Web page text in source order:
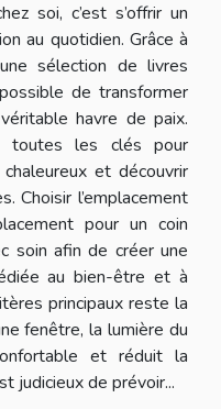
soi, c’est s’offrir un
au quotidien. Grâce à
sélection de livres
de transformer
havre de paix.
toutes les clés pour
et découvrir
Choisir l’emplacement
pour un coin
soin afin de créer une
au bien-être et à
principaux reste la
fenêtre, la lumière du
et réduit la
judicieux de prévoir...